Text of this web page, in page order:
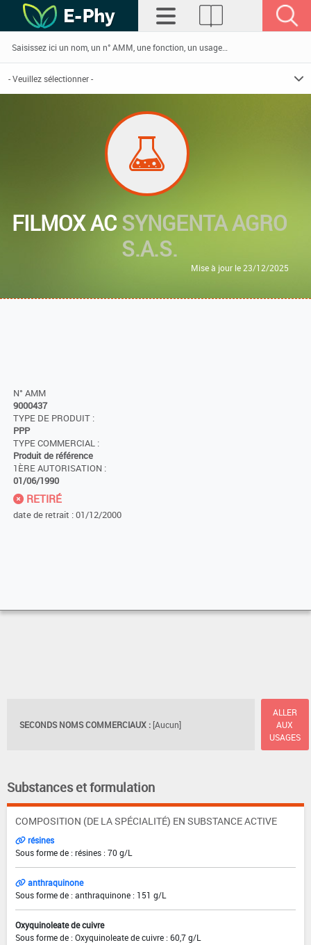
FILMOX ACSYNGENTA AGRO
S.A.S.
Mise à jour le 23/12/2025
N° AMM
9000437
TYPE DE PRODUIT :
PPP
TYPE COMMERCIAL :
Produit de référence
1ÈRE AUTORISATION :
01/06/1990
RETIRÉ
date de retrait : 01/12/2000
SECONDS NOMS COMMERCIAUX : [Aucun]
ALLER
AUX
USAGES
Substances et formulation
COMPOSITION (DE LA SPÉCIALITÉ) EN SUBSTANCE ACTIVE
résines
Sous forme de : résines : 70 g/L
anthraquinone
Sous forme de : anthraquinone : 151 g/L
Oxyquinoleate de cuivre
Sous forme de : Oxyquinoleate de cuivre : 60,7 g/L